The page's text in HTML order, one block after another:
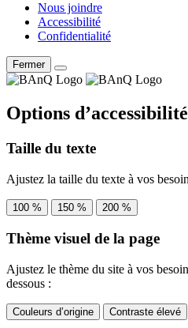
Nous joindre
Accessibilité
Confidentialité
Fermer
Options d’accessibilité
Taille du texte
Ajustez la taille du texte à vos
100 % 150 % 200 %
Thème visuel de la page
Ajustez le thème du site à vos
dessous :
Couleurs d’origine Contraste élevé